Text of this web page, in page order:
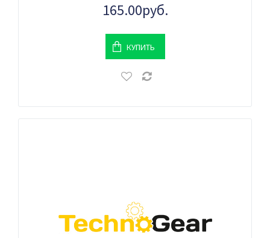
165.00руб.
КУПИТЬ